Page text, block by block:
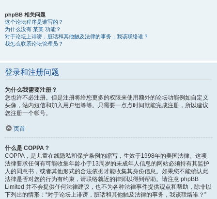
phpBB 相关问题
这个论坛程序是谁写的？
为什么没有 某某 功能？
对于论坛上诽谤，脏话和其他触及法律的事务，我该联络谁？
我怎么联系论坛管理员？
登录和注册问题
为什么我需要注册？
您也许不必注册。但是注册将给您更多的权限来使用额外的论坛功能例如自定义
头像，站内短信和加入用户组等等。只需要一点点时间就能完成注册，所以建议
您注册一个帐号。
页首
什么是 COPPA？
COPPA，是儿童在线隐私和保护条例的缩写，生效于1998年的美国法律。这项
法律要求任何有可能收集年龄小于13周岁的未成年人信息的网站必须持有其监护
人的同意书，或者其他形式的合法依据才能收集其身份信息。如果您不能确认此
法律是否对您的行为有约束，请联络就近的律师以得到帮助。请注意 phpBB
Limited 并不会提供任何法律建议，也不为各种法律事件提供观点和帮助，除非以
下列出的情形：“对于论坛上诽谤，脏话和其他触及法律的事务，我该联络谁？”